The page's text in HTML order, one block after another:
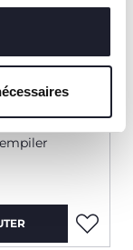
demandé.